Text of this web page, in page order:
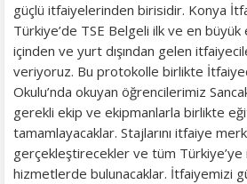
güçlü itfaiyelerinden birisidir. Konya
Türkiye’de TSE Belgeli ilk ve en
içinden ve yurt dışından gelen
veriyoruz. Bu protokolle birlikte
Okulu’nda okuyan öğrencilerimiz
gerekli ekip ve ekipmanlarla birlikte
tamamlayacaklar. Stajlarını itfaiye
gerçekleştirecekler ve tüm Türkiye’ye
hizmetlerde bulunacaklar. İtfaiyemizi